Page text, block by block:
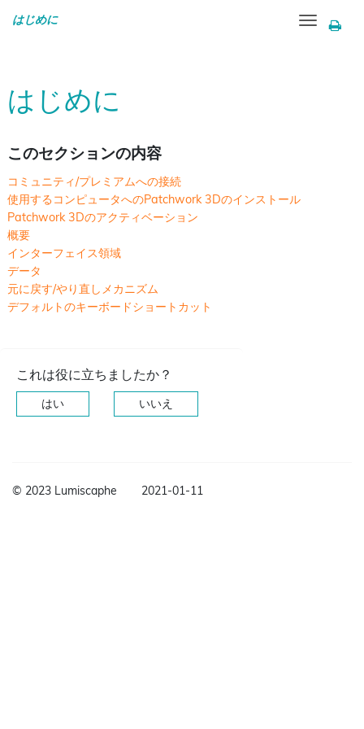
Toggle
navigation
はじめに
はじめに
このセクションの内容
コミュニティ/プレミアムへの接続
使用するコンピュータへのPatchwork 3Dのインストール
Patchwork 3Dのアクティベーション
概要
インターフェイス領域
データ
元に戻す/やり直しメカニズム
デフォルトのキーボードショートカット
これは役に立ちましたか？
はい いいえ
© 2023 Lumiscaphe 2021-01-11